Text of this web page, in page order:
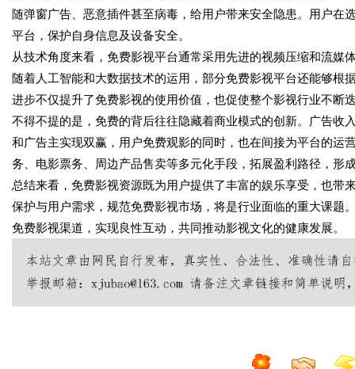
随弹窗广告、恶意插件甚至病毒，给用户带来安全隐患。用户
平台，保护自身信息及设备安全。
从技术角度来看，免费影视平台通常采用先进的视频压缩和流
随着人工智能和大数据技术的运用，部分免费影视平台还能够
进步不仅提升了免费影视的使用价值，也促使整个影视行业不断
不得不提的是，免费的背后往往隐藏着商业模式的创新。广告收
和广告主实现双赢，用户免费观影的同时，也在间接为平台的运
务、电影票务、周边产品售卖等多元化手段，拓展盈利路径，形
总结来看，免费影视资源既为用户提供了丰富的娱乐享受，也
保护与用户需求，规范免费影视市场，将是行业面临的重大课题
免费影视渠道，实现良性互动，共同推动影视文化的健康发展。